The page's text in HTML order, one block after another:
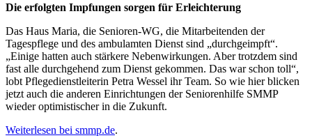
Die erfolgten Impfungen sorgen für Erleichterung
Das Haus Maria, die Senioren-WG, die Mitarbeitenden der
Tagespflege und des ambulamten Dienst sind „durchgeimpft“.
„Einige hatten auch stärkere Nebenwirkungen. Aber trotzdem sind
fast alle durchgehend zum Dienst gekommen. Das war schon toll“,
lobt Pflegedienstleiterin Petra Wessel ihr Team. So wie hier blicken
jetzt auch die anderen Einrichtungen der Seniorenhilfe SMMP
wieder optimistischer in die Zukunft.
Weiterlesen bei smmp.de.